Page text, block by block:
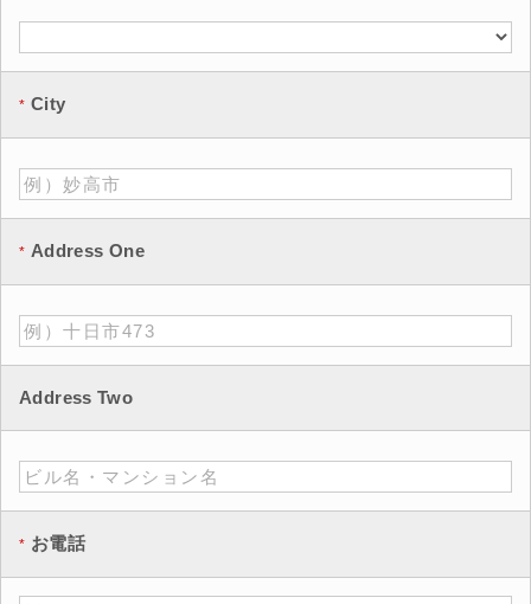
City
Address One
Address Two
お電話